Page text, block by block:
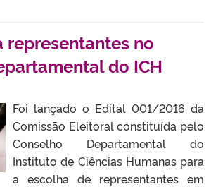
representantes no
do ICH
Foi lançado o Edital 001/2016 da
Comissão Eleitoral constituída pelo
Conselho Departamental do
Instituto de Ciências Humanas para
a escolha de representantes em